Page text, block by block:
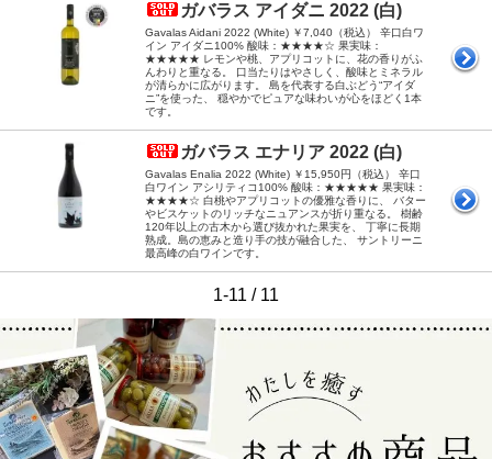
ガバラス アイダニ 2022 (白)
Gavalas Aidani 2022 (White) ￥7,040（税込） 辛口白ワ
イン アイダニ100% 酸味：★★★★☆ 果実味：
★★★★★ レモンや桃、アプリコットに、花の香りがふ
んわりと重なる。 口当たりはやさしく、酸味とミネラル
が清らかに広がります。 島を代表する白ぶどう“アイダ
ニ”を使った、 穏やかでピュアな味わいが心をほどく1本
です。
ガバラス エナリア 2022 (白)
Gavalas Enalia 2022 (White) ￥15,950円（税込） 辛口
白ワイン アシリティコ100% 酸味：★★★★★ 果実味：
★★★★☆ 白桃やアプリコットの優雅な香りに、 バター
やビスケットのリッチなニュアンスが折り重なる。 樹齢
120年以上の古木から選び抜かれた果実を、 丁寧に長期
熟成。島の恵みと造り手の技が融合した、 サントリーニ
最高峰の白ワインです。
1-11 / 11